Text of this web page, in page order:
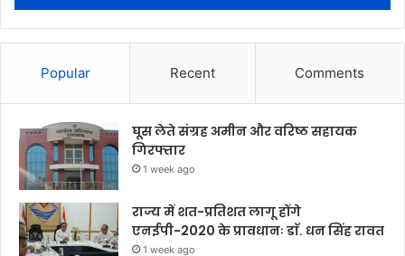
Popular Recent Comments
घूस लेते संग्रह अमीन और वरिष्ठ सहायक
गिरफ्तार
1 week ago
राज्य में शत-प्रतिशत लागू होंगे
एनईपी-2020 के प्रावधानः डाॅ. धन सिंह रावत
1 week ago